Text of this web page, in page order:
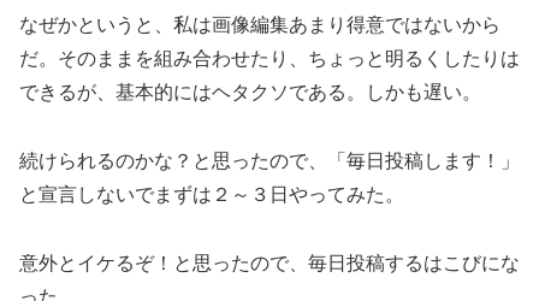
なぜかというと、私は画像編集あまり得意ではないから
だ。そのままを組み合わせたり、ちょっと明るくしたりは
できるが、基本的にはヘタクソである。しかも遅い。
続けられるのかな？と思ったので、「毎日投稿します！」
と宣言しないでまずは２～３日やってみた。
意外とイケるぞ！と思ったので、毎日投稿するはこびにな
った。